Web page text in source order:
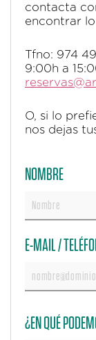
contacta
encontrar
Tfno: 974
9:00h a
O, si lo
nos dejas
NOMBRE
E-MAIL /
¿EN QUÉ